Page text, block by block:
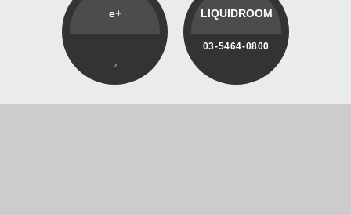
e+ LIQUIDROOM
03-5464-0800